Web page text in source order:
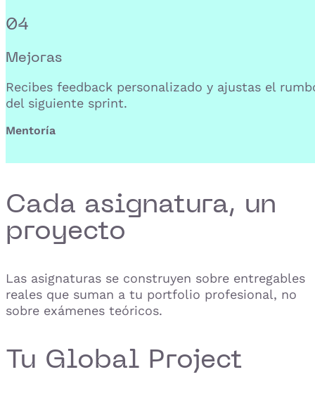
04
Mejoras
Recibes feedback personalizado y ajustas el
del siguiente sprint.
Mentoría
Cada asignatura, un
proyecto
Las asignaturas se construyen sobre entregables
reales que suman a tu portfolio profesional, no
sobre exámenes teóricos.
Tu Global Project